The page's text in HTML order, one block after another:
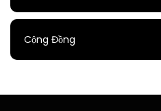
Cộng Đồng